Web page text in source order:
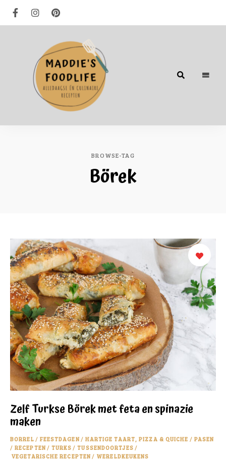
Alledaagse
BROWSE-TAG
Börek
Zelf Turkse Börek met feta en spinazie
maken
BORREL / FEESTDAGEN/ HARTIGE TAART, PIZZA & QUICHE / PASEN
/ RECEPTEN/ TURKS / TUSSENDOORTJES /
VEGETARISCHE RECEPTEN/ WERELDKEUKENS